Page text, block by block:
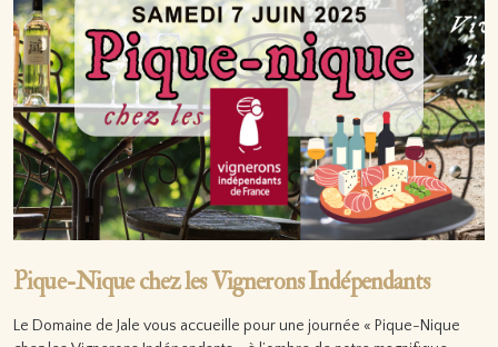
Pique-Nique chez les Vignerons Indépendants
Le Domaine de Jale vous accueille pour une journée « Pique-Nique